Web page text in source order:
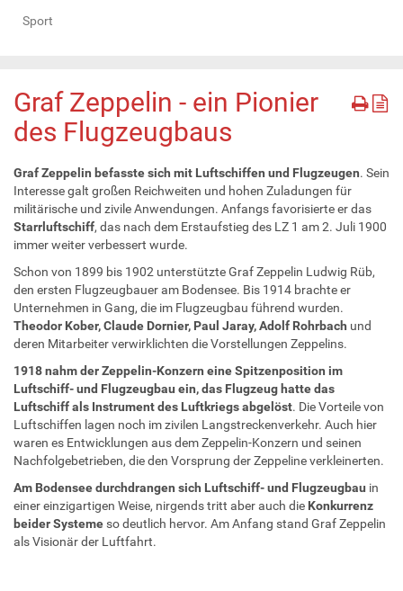
Sport
Graf Zeppelin - ein Pionier
des Flugzeugbaus
Graf Zeppelin befasste sich mit Luftschiffen und Flugzeugen. Sein
Interesse galt großen Reichweiten und hohen Zuladungen für
militärische und zivile Anwendungen. Anfangs favorisierte er das
Starrluftschiff, das nach dem Erstaufstieg des LZ 1 am 2. Juli 1900
immer weiter verbessert wurde.
Schon von 1899 bis 1902 unterstützte Graf Zeppelin Ludwig Rüb,
den ersten Flugzeugbauer am Bodensee. Bis 1914 brachte er
Unternehmen in Gang, die im Flugzeugbau führend wurden.
Theodor Kober, Claude Dornier, Paul Jaray, Adolf Rohrbach und
deren Mitarbeiter verwirklichten die Vorstellungen Zeppelins.
1918 nahm der Zeppelin-Konzern eine Spitzenposition im
Luftschiff- und Flugzeugbau ein, das Flugzeug hatte das
Luftschiff als Instrument des Luftkriegs abgelöst. Die Vorteile von
Luftschiffen lagen noch im zivilen Langstreckenverkehr. Auch hier
waren es Entwicklungen aus dem Zeppelin-Konzern und seinen
Nachfolgebetrieben, die den Vorsprung der Zeppeline verkleinerten.
Am Bodensee durchdrangen sich Luftschiff- und Flugzeugbau in
einer einzigartigen Weise, nirgends tritt aber auch die Konkurrenz
beider Systeme so deutlich hervor. Am Anfang stand Graf Zeppelin
als Visionär der Luftfahrt.